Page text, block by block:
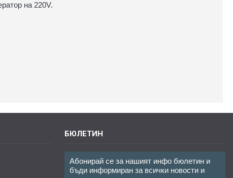
на 220V.
БЮЛЕТИН
Абонирай се за нашият инфо бюлетин и
бъди информиран за всички новости и